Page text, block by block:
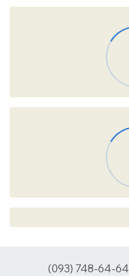
(093) 748-64-64